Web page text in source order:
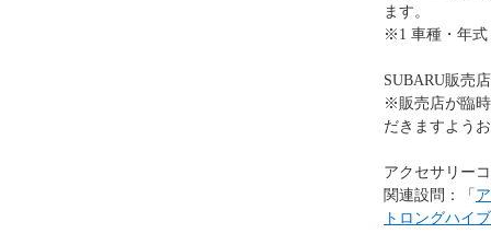
ます。
※1 車種・年式
SUBARU販売
※販売店が臨
だきますよう
アクセサリー
関連設問：「
トロングハイ